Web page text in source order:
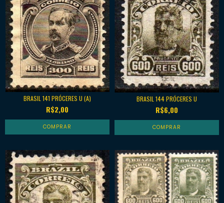
BRASIL 141 PRÓCERES U (A)
R$2,00
BRASIL 144 PRÓCERES U
R$6,00